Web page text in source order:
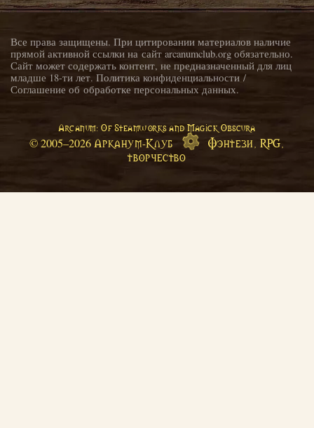
Все права защищены. При цитировании материалов наличие
прямой активной ссылки на сайт arcanumclub.org обязательно.
Сайт может содержать контент, не предназначенный для лиц
младше 18-ти лет. Политика конфиденциальности /
Соглашение об обработке персональных данных.
Arcanum: Of Steamworks and Magick Obscura
© 2005–2026 Арканум-Клуб
Фэнтези, RPG,
творчество